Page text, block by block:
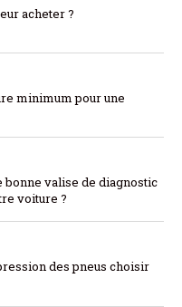
acheter ?
minimum pour une
valise de diagnostic
voiture ?
des pneus choisir